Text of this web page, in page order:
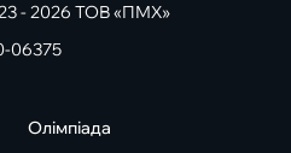
- 2026 ТОВ «ПМХ»
06375
Олімпіада